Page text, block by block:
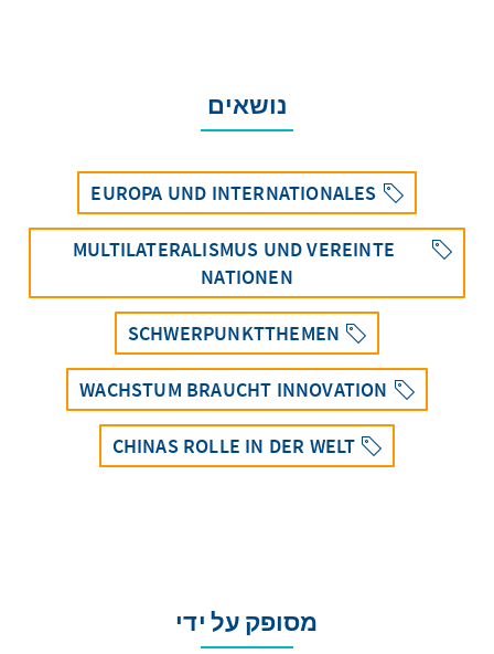
נושאים
EUROPA UND INTERNATIONALES
MULTILATERALISMUS UND VEREINTE
NATIONEN
SCHWERPUNKTTHEMEN
WACHSTUM BRAUCHT INNOVATION
CHINAS ROLLE IN DER WELT
מסופק על ידי